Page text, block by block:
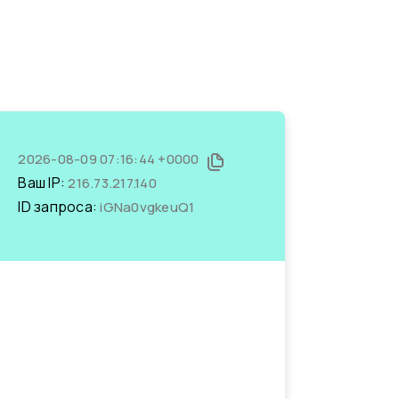
2026-08-09 07:16:44 +0000
Ваш IP:216.73.217.140
ID запроса:iGNa0vgkeuQ1